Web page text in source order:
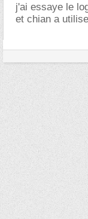
j'ai essaye le
et chian a